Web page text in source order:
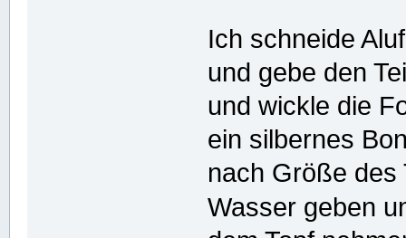
Ich schneide
und gebe den
und wickle die
ein silbernes
nach Größe des
Wasser geben